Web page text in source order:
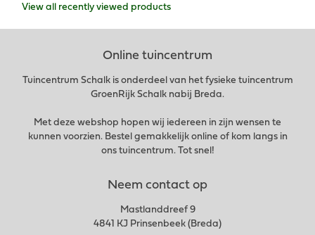
View all recently viewed products
Online tuincentrum
Tuincentrum Schalk is onderdeel van het fysieke tuincentrum
GroenRijk Schalk nabij Breda.
Met deze webshop hopen wij iedereen in zijn wensen te
kunnen voorzien. Bestel gemakkelijk online of kom langs in
ons tuincentrum. Tot snel!
Neem contact op
Mastlanddreef 9
4841 KJ Prinsenbeek (Breda)